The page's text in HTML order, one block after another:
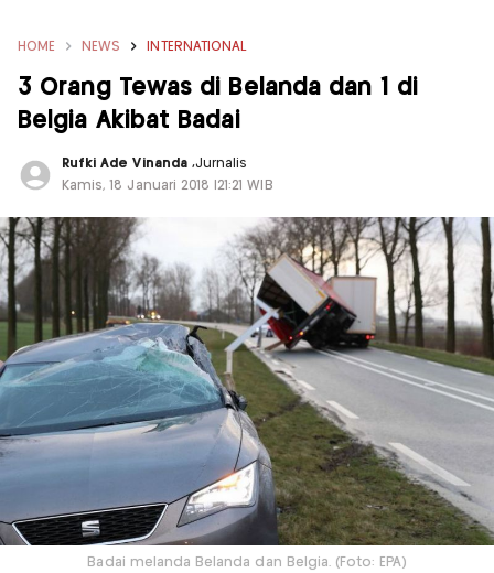
HOME NEWS INTERNATIONAL
3 Orang Tewas di Belanda dan 1 di
Belgia Akibat Badai
Rufki Ade Vinanda ,Jurnalis
Kamis, 18 Januari 2018 |21:21 WIB
Badai melanda Belanda dan Belgia. (Foto: EPA)